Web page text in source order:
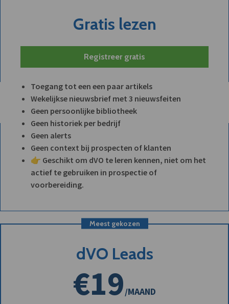
Gratis lezen
Registreer gratis
Toegang tot een een paar artikels
Wekelijkse nieuwsbrief met 3 nieuwsfeiten
Geen persoonlijke bibliotheek
Geen historiek per bedrijf
Geen alerts
Geen context bij prospecten of klanten
👉 Geschikt om dVO te leren kennen, niet om het
actief te gebruiken in prospectie of
voorbereiding.
Meest gekozen
dVO Leads
€19/MAAND